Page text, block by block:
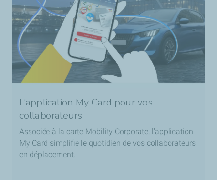
L’application My Card pour vos
collaborateurs
Associée à la carte Mobility Corporate, l’application
My Card simplifie le quotidien de vos collaborateurs
en déplacement.